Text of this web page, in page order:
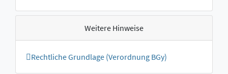
Weitere Hinweise
Rechtliche Grundlage (Verordnung BGy)